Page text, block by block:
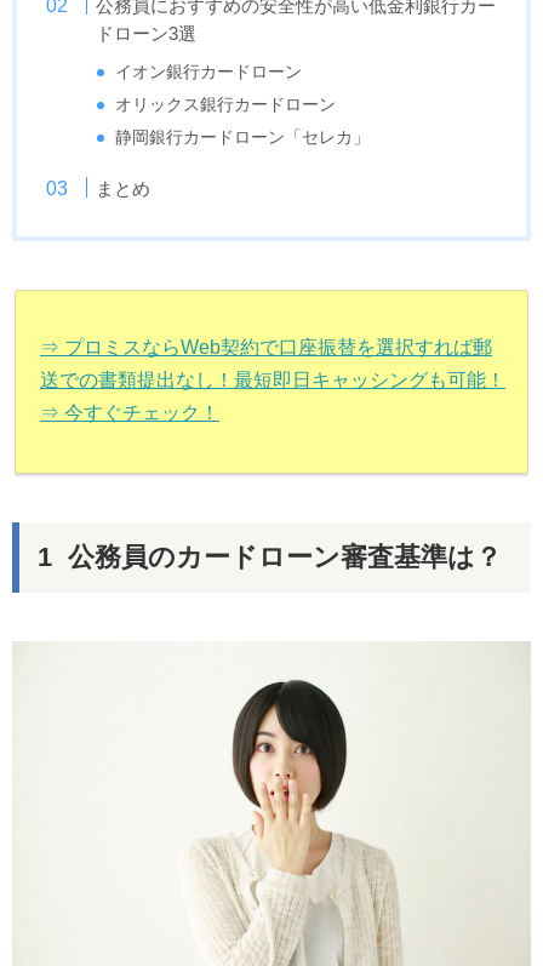
公務員におすすめの安全性が高い低金利銀行カー
ドローン3選
イオン銀行カードローン
オリックス銀行カードローン
静岡銀行カードローン「セレカ」
まとめ
⇒ プロミスならWeb契約で口座振替を選択すれば郵
送での書類提出なし！最短即日キャッシングも可能！
⇒ 今すぐチェック！
公務員のカードローン審査基準は？